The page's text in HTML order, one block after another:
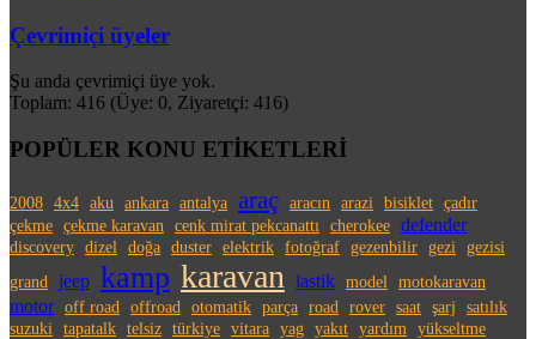
Çevrimiçi üyeler
Şu anda çevrimiçi üye yok.
Toplam: 416 (Üye: 0, Ziyaretçi: 416)
POPÜLER KONU ETİKETLERİ
2008 4x4 aku ankara antalya araç aracın arazi bisiklet çadır
çekme çekme karavan cenk mirat pekcanattı cherokee defender
discovery dizel doğa duster elektrik fotoğraf gezenbilir gezi
gezisi
grand
jeep kamp karavan lastik model motokaravan
motor off road offroad otomatik parça road rover saat şarj
satılık
suzuki
tapatalk telsiz türkiye vitara yag yakıt yardım yükseltme